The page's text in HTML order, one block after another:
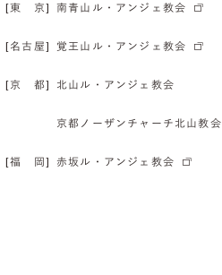
[東 京] 南青山ル・アンジェ教会
[名古屋] 覚王山ル・アンジェ教会
[京 都] 北山ル・アンジェ教会
京都ノーザンチャーチ北山教会
[福 岡] 赤坂ル・アンジェ教会